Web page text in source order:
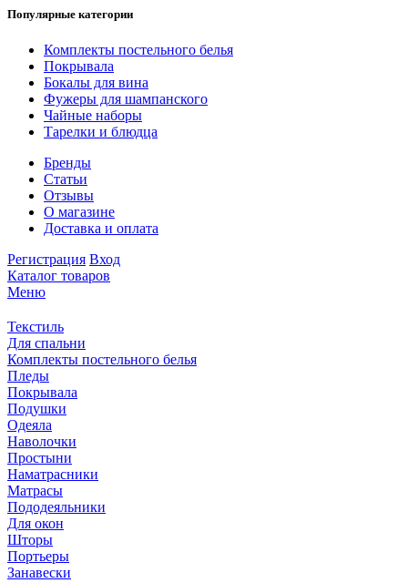
Популярные категории
Комплекты постельного белья
Покрывала
Бокалы для вина
Фужеры для шампанского
Чайные наборы
Тарелки и блюдца
Бренды
Статьи
Отзывы
О магазине
Доставка и оплата
Регистрация Вход
Каталог товаров
Меню
Текстиль
Для спальни
Комплекты постельного белья
Пледы
Покрывала
Подушки
Одеяла
Наволочки
Простыни
Наматрасники
Матрасы
Пододеяльники
Для окон
Шторы
Портьеры
Занавески